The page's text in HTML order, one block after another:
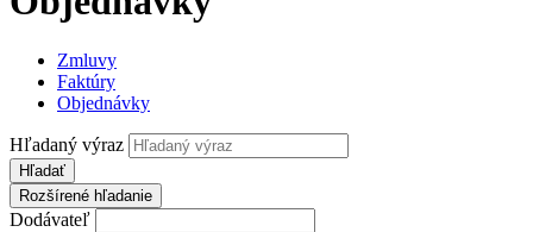
Zmluvy
Faktúry
Objednávky
Hľadaný výraz
Hľadať
Rozšírené hľadanie
Dodávateľ